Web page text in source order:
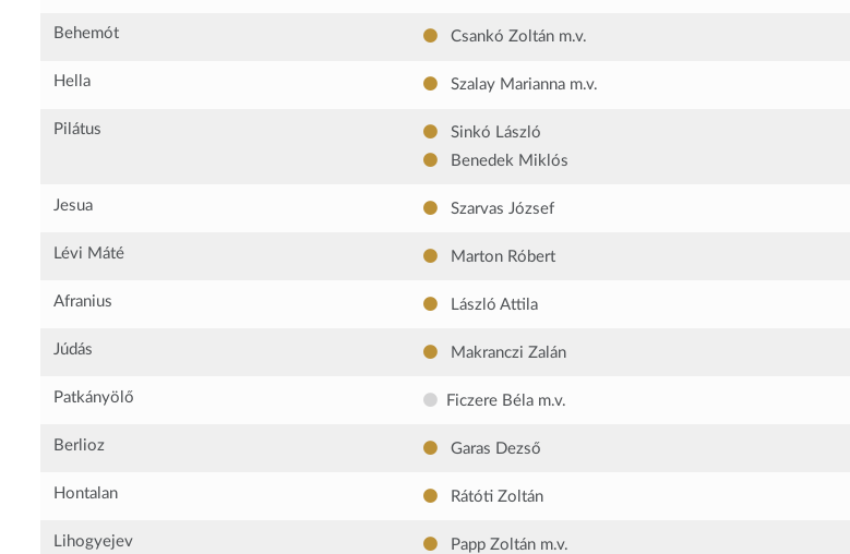
Behemót Csankó Zoltán m.v.
Hella Szalay Marianna m.v.
Pilátus
Sinkó László
Benedek Miklós
Jesua Szarvas József
Lévi Máté Marton Róbert
Afranius László Attila
Júdás Makranczi Zalán
Patkányölő Ficzere Béla m.v.
Berlioz Garas Dezső
Hontalan Rátóti Zoltán
Lihogyejev Papp Zoltán m.v.